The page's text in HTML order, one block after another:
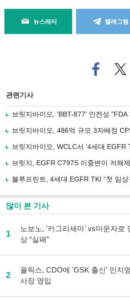
뉴스레터 텔레그램
페
이
로
기
사
유
기
트위
터로
관련기사
브릿지바이오, 'BBT-877' 안전성 "FDA
브릿지바이오, 486억 규모 3자배정
브릿지바이오, WCLC서 '4세대 EGFR
브릿지, EGFR C797S 이중변이 저해
블루프린트, 4세대 EGFR TKI “첫 임
많이 본 기사
1
노보노, '카그리세마' vs마운자로
상 “실패”
2
올릭스, CDO에 'GSK 출신' 민지
사장 영입